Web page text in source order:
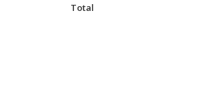
Total